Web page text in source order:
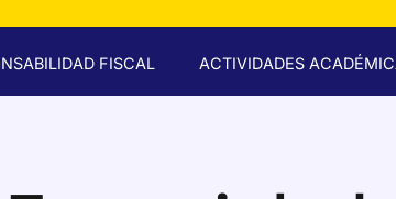
FISCAL ACTIVIDADES